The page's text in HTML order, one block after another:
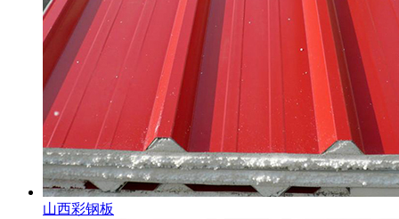
山西彩钢板